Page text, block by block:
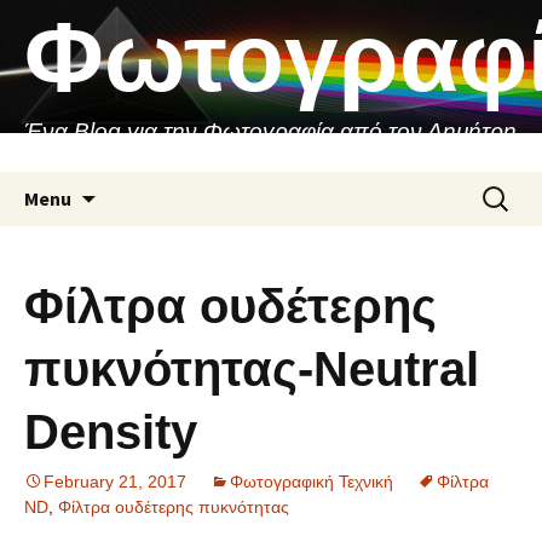
content
Ένα Blog για την Φωτογραφία από τον Δημήτρη
Menu
Search
for:
Φίλτρα ουδέτερης
πυκνότητας-Neutral
Density
February 21, 2017 Φωτογραφική Τεχνική
Φίλτρα
ND Φίλτρα ουδέτερης πυκνότητας